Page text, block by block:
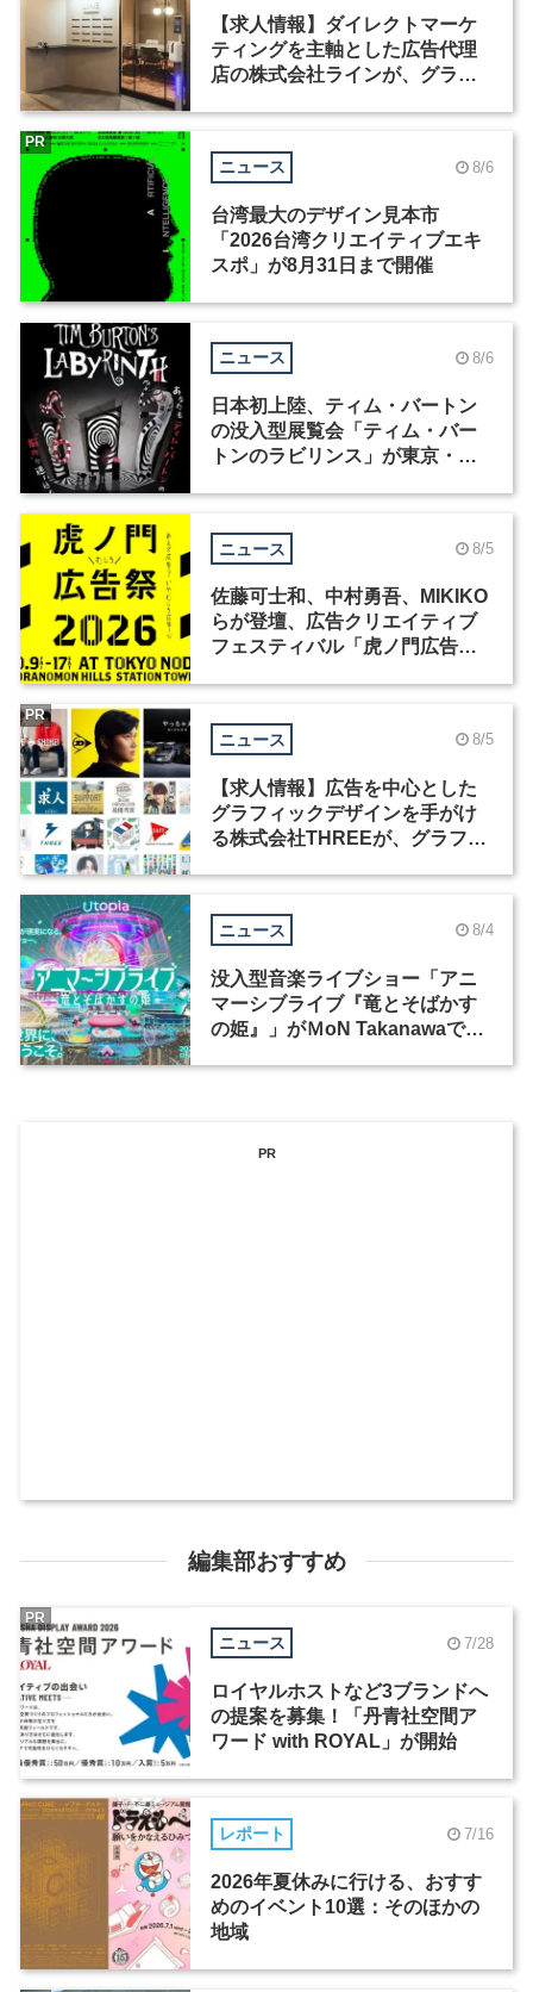
【求人情報】ダイレクトマーケ
ティングを主軸とした広告代理
店の株式会社ラインが、グラフ
ニュース 8/6
台湾最大のデザイン見本市
「2026台湾クリエイティブエキ
スポ」が8月31日まで開催
PR
ニュース 8/6
日本初上陸、ティム・バートン
の没入型展覧会「ティム・バー
トンのラビリンス」が東京・豊
ニュース 8/5
佐藤可士和、中村勇吾、MIKIKO
らが登壇、広告クリエイティブ
フェスティバル「虎ノ門広告
ニュース 8/5
【求人情報】広告を中心とした
グラフィックデザインを手がけ
る株式会社THREEが、グラフィ
PR
ニュース 8/4
没入型音楽ライブショー「アニ
マーシブライブ『竜とそばかす
の姫』」がＭoN Takanawaで開
PR
編集部おすすめ
ニュース 7/28
ロイヤルホストなど3ブランドへ
の提案を募集！「丹青社空間ア
ワード with ROYAL」が開始
PR
レポート 7/16
2026年夏休みに行ける、おすす
めのイベント10選：そのほかの
地域